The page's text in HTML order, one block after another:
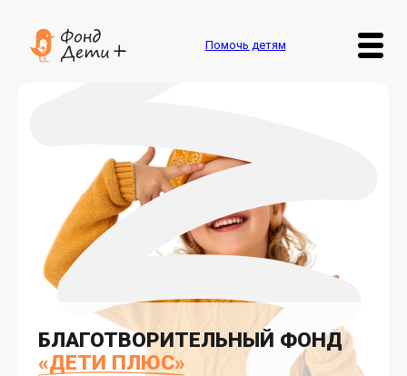
Помочь детям
БЛАГОТВОРИТЕЛЬНЫЙ ФОНД
«ДЕТИ ПЛЮС»